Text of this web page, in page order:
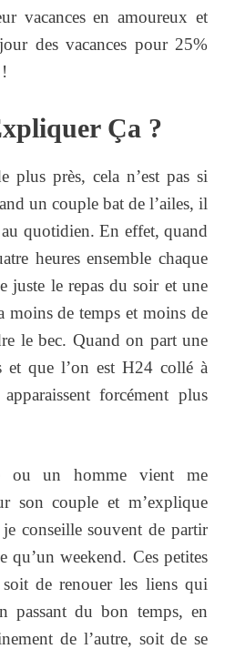
vacances en amoureux et
des vacances pour 25%
Ça ?
plus près, cela n’est pas si
un couple bat de l’ailes, il
quotidien. En effet, quand
heures ensemble chaque
juste le repas du soir et une
moins de temps et moins de
le bec. Quand on part une
et que l’on est H24 collé à
forcément plus
ou un homme vient me
son couple et m’explique
conseille souvent de partir
qu’un weekend. Ces petites
soit de renouer les liens qui
passant du bon temps, en
de l’autre, soit de se